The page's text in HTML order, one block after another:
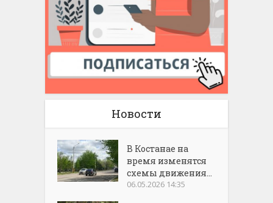
Новости
В Костанае на
время изменятся
схемы движения...
06.05.2026 14:35